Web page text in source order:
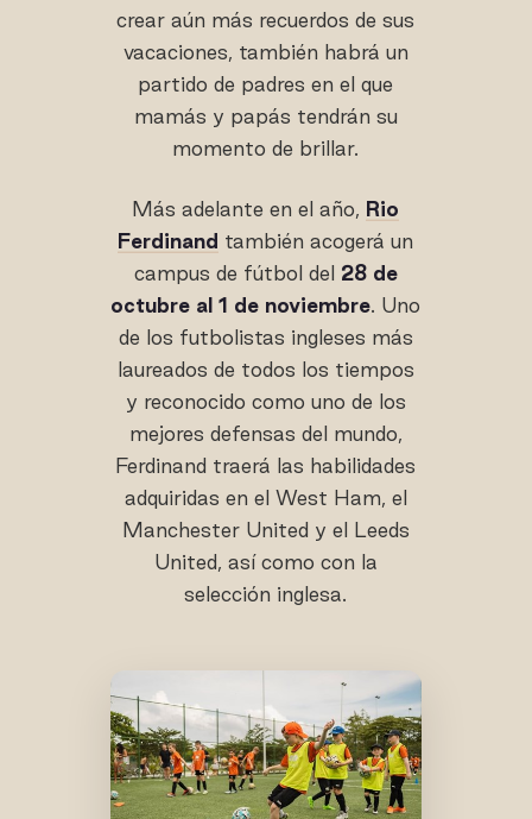
crear aún más recuerdos de sus
vacaciones, también habrá un
partido de padres en el que
mamás y papás tendrán su
momento de brillar.
Más adelante en el año, Rio
Ferdinand también acogerá un
campus de fútbol del 28 de
octubre al 1 de noviembre. Uno
de los futbolistas ingleses más
laureados de todos los tiempos
y reconocido como uno de los
mejores defensas del mundo,
Ferdinand traerá las habilidades
adquiridas en el West Ham, el
Manchester United y el Leeds
United, así como con la
selección inglesa.